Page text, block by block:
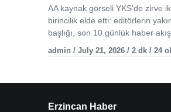
AA kaynak görseli YKS’de zirve
birincilik elde etti: editörlerin
başlığı, son 10 günlük haber
admin / July 21, 2026 / 2 dk / 24
Erzincan Haber